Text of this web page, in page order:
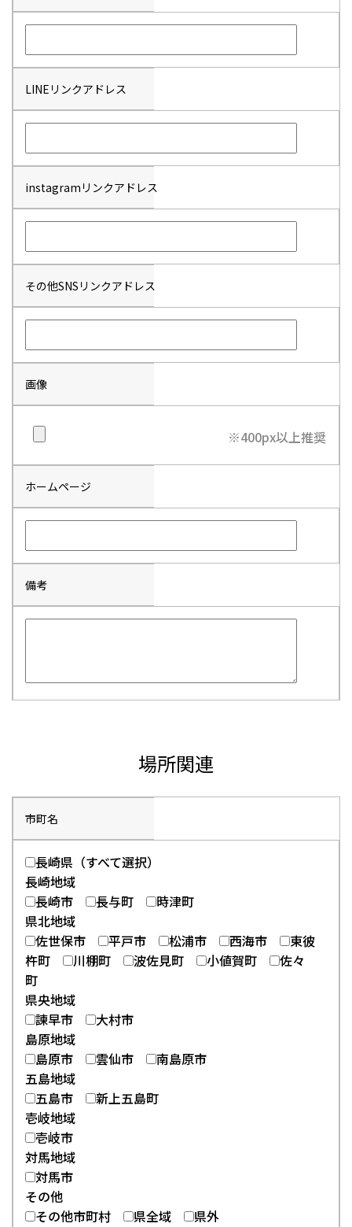
LINEリンクアドレス
instagramリンクアドレス
その他SNSリンクアドレス
画像
※400px以上推奨
ホームページ
備考
場所関連
市町名
長崎県（すべて選択）
長崎地域
長崎市
長与町
時津町
県北地域
佐世保市
平戸市 松浦市 西海市
東彼
杵町
川棚町 波佐見町 小値賀町
佐々
町
県央地域
諫早市
大村市
島原地域
島原市
雲仙市
南島原市
五島地域
五島市
新上五島町
壱岐地域
壱岐市
対馬地域
対馬市
その他
その他市町村
県全域 県外